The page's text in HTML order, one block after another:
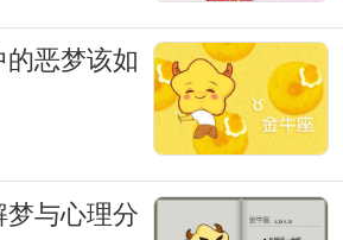
和心理需求。有时，梦见
可能是一种对于安全和保
心对于避风港的渴望。在这
为了一种心灵的象征，是
心平静的渴望体现。
恶梦该如
与心理分